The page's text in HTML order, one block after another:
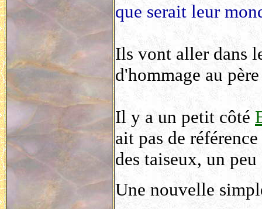
que serait leur
Ils vont aller dans
d'hommage au
Il y a un petit côté
ait pas de
des taiseux, un
Une nouvelle